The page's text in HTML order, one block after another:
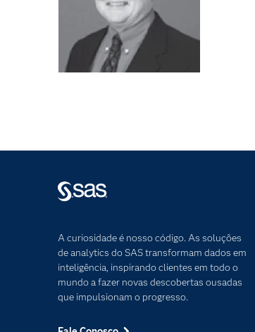
A curiosidade é nosso código. As soluções
de analytics do SAS transformam dados em
inteligência, inspirando clientes em todo o
mundo a fazer novas descobertas ousadas
que impulsionam o progresso.